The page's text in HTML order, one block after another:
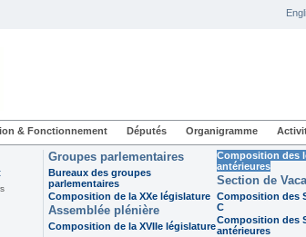
& Fonctionnement Députés Organigramme
Groupes parlementaires
Bureaux des groupes
parlementaires
Composition de la XXe législature
Assemblée plénière
Composition de la XVIIe législature
Composition des
antérieures
Section de
Composition des
C
Composition des
antérieures